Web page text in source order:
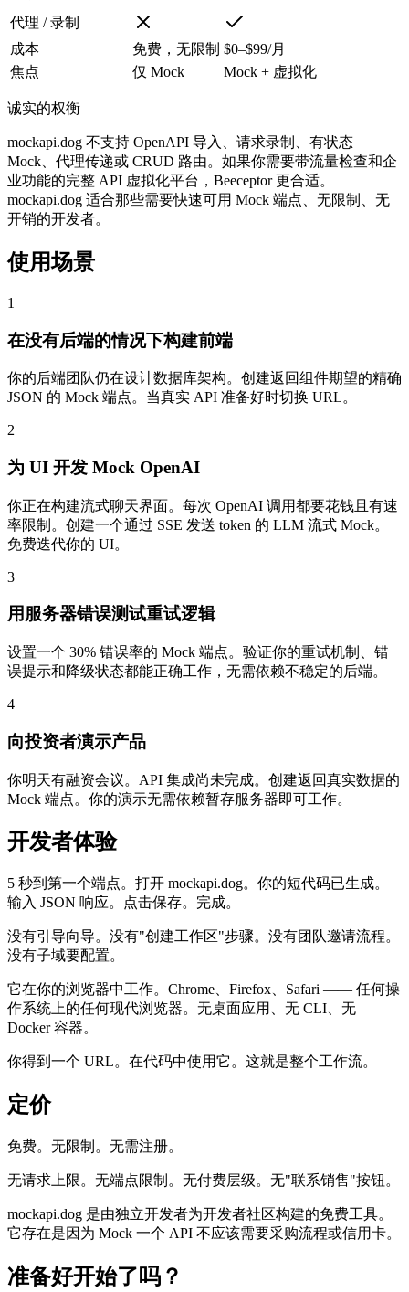
代理 / 录制
成本
免费，无限制 $0–$99/月
焦点
仅 Mock Mock + 虚拟化
诚实的权衡
mockapi.dog 不支持 OpenAPI 导入、请求录制、有状态
Mock、代理传递或 CRUD 路由。如果你需要带流量检查和企
业功能的完整 API 虚拟化平台，Beeceptor 更合适。
mockapi.dog 适合那些需要快速可用 Mock 端点、无限制、无
开销的开发者。
使用场景
1
在没有后端的情况下构建前端
你的后端团队仍在设计数据库架构。创建返回组件期望的精确
JSON 的 Mock 端点。当真实 API 准备好时切换 URL。
2
为 UI 开发 Mock OpenAI
你正在构建流式聊天界面。每次 OpenAI 调用都要花钱且有速
率限制。创建一个通过 SSE 发送 token 的 LLM 流式 Mock。
免费迭代你的 UI。
3
用服务器错误测试重试逻辑
设置一个 30% 错误率的 Mock 端点。验证你的重试机制、错
误提示和降级状态都能正确工作，无需依赖不稳定的后端。
4
向投资者演示产品
你明天有融资会议。API 集成尚未完成。创建返回真实数据的
Mock 端点。你的演示无需依赖暂存服务器即可工作。
开发者体验
5 秒到第一个端点。打开 mockapi.dog。你的短代码已生成。
输入 JSON 响应。点击保存。完成。
没有引导向导。没有"创建工作区"步骤。没有团队邀请流程。
没有子域要配置。
它在你的浏览器中工作。Chrome、Firefox、Safari —— 任何操
作系统上的任何现代浏览器。无桌面应用、无 CLI、无
Docker 容器。
你得到一个 URL。在代码中使用它。这就是整个工作流。
定价
免费。无限制。无需注册。
无请求上限。无端点限制。无付费层级。无"联系销售"按钮。
mockapi.dog 是由独立开发者为开发者社区构建的免费工具。
它存在是因为 Mock 一个 API 不应该需要采购流程或信用卡。
准备好开始了吗？